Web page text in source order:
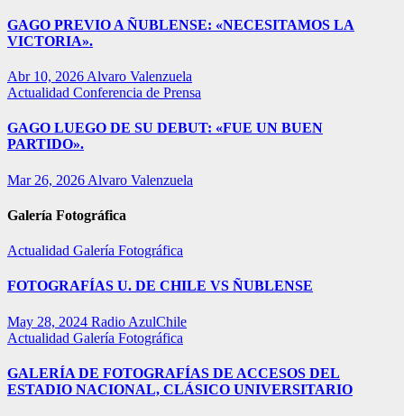
GAGO PREVIO A ÑUBLENSE: «NECESITAMOS LA
VICTORIA».
Abr 10, 2026 Alvaro Valenzuela
Actualidad Conferencia de Prensa
GAGO LUEGO DE SU DEBUT: «FUE UN BUEN
PARTIDO».
Mar 26, 2026 Alvaro Valenzuela
Galería Fotográfica
Actualidad Galería Fotográfica
FOTOGRAFÍAS U. DE CHILE VS ÑUBLENSE
May 28, 2024 Radio AzulChile
Actualidad Galería Fotográfica
GALERÍA DE FOTOGRAFÍAS DE ACCESOS DEL
ESTADIO NACIONAL, CLÁSICO UNIVERSITARIO